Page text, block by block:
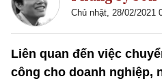
Chủ nhật, 28/02/2021
Liên quan đến việc
công cho doanh nghiệp,